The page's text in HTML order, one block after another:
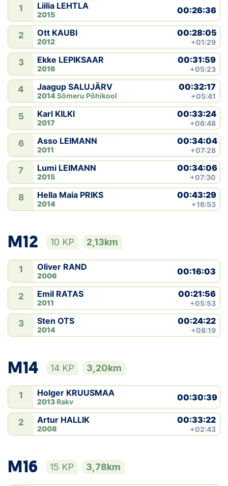
Ajalugu
Koolitused
OTSI
1 Liilia LEHTLA
2015 00:26:36
2 Ott KAUBI
2012
00:28:05
+01:29
3 Ekke LEPIKSAAR
2016
00:31:59
+05:23
4 Jaagup SALUJÄRV
2014Sõmeru Põhikool
00:32:17
+05:41
5 Karl KILKI
2017
00:33:24
+06:48
6 Asso LEIMANN
2011
00:34:04
+07:28
7 Lumi LEIMANN
2015
00:34:06
+07:30
8 Hella Maia PRIKS
2014
00:43:29
+16:53
M12 10 KP 2,13km
1 Oliver RAND
2006 00:16:03
2 Emil RATAS
2011
00:21:56
+05:53
3 Sten OTS
2014
00:24:22
+08:19
M14 14 KP 3,20km
1 Holger KRUUSMAA
2013 Rakv 00:30:39
2 Artur HALLIK
2008
00:33:22
+02:43
M16 15 KP 3,78km